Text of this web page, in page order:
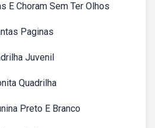
E Choram Sem Ter Olhos
Paginas
Juvenil
Quadrilha
Preto E Branco